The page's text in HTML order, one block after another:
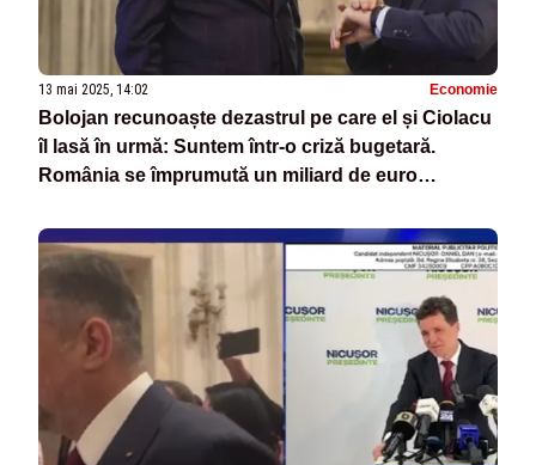
13 mai 2025, 14:02 Economie
Bolojan recunoaște dezastrul pe care el și Ciolacu
îl lasă în urmă: Suntem într-o criză bugetară.
România se împrumută un miliard de euro